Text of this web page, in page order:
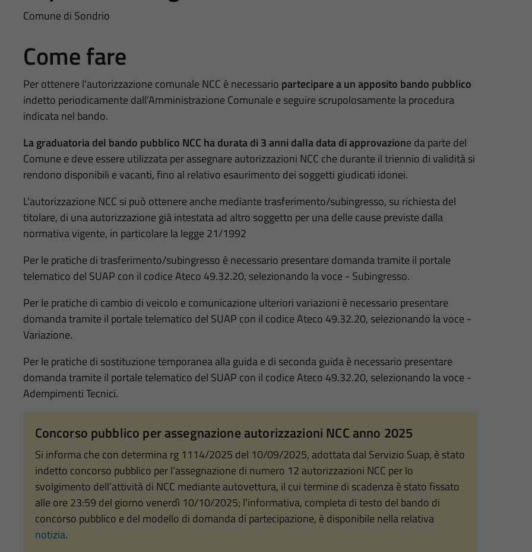
Comune di Sondrio
Come fare
Per ottenere l'autorizzazione comunale NCC è necessario partecipare a un apposito bando pubblico
indetto periodicamente dall’Amministrazione Comunale e seguire scrupolosamente la procedura
indicata nel bando.
La graduatoria del bando pubblico NCC ha durata di 3 anni dalla data di approvazione da parte del
Comune e deve essere utilizzata per assegnare autorizzazioni NCC che durante il triennio di validità si
rendono disponibili e vacanti, fino al relativo esaurimento dei soggetti giudicati idonei.
L'autorizzazione NCC si può ottenere anche mediante trasferimento/subingresso, su richiesta del
titolare, di una autorizzazione già intestata ad altro soggetto per una delle cause previste dalla
normativa vigente, in particolare la legge 21/1992
Per le pratiche di trasferimento/subingresso è necessario presentare domanda tramite il portale
telematico del SUAP con il codice Ateco 49.32.20, selezionando la voce - Subingresso.
Per le pratiche di cambio di veicolo e comunicazione ulteriori variazioni è necessario presentare
domanda tramite il portale telematico del SUAP con il codice Ateco 49.32.20, selezionando la voce -
Variazione.
Per le pratiche di sostituzione temporanea alla guida e di seconda guida è necessario presentare
domanda tramite il portale telematico del SUAP con il codice Ateco 49.32.20, selezionando la voce -
Adempimenti Tecnici.
Concorso pubblico per assegnazione autorizzazioni NCC anno 2025
Si informa che con determina rg 1114/2025 del 10/09/2025, adottata dal Servizio Suap, è stato
indetto concorso pubblico per l’assegnazione di numero 12 autorizzazioni NCC per lo
svolgimento dell’attività di NCC mediante autovettura, il cui termine di scadenza è stato fissato
alle ore 23:59 del giorno venerdì 10/10/2025; l’informativa, completa di testo del bando di
concorso pubblico e del modello di domanda di partecipazione, è disponibile nella relativa
notizia.